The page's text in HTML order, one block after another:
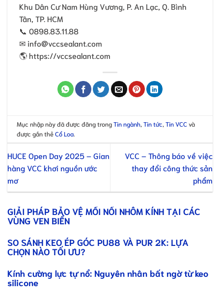
Khu Dân Cư Nam Hùng Vương, P. An Lạc, Q. Bình
Tân, TP. HCM
📞 0898.83.11.88
✉ info@vccsealant.com
🌎 https://vccsealant.com
Mục nhập này đã được đăng trongTin ngành,Tin tức,Tin VCCvà
được gắn thẻCổ Loa.
HUCE Open Day 2025 – Gian
hàng VCC khơi nguồn ước
mơ
VCC – Thông báo về việc
thay đổi công thức sản
phẩm
GIẢI PHÁP BẢO VỆ MỐI NỐI NHÔM KÍNH TẠI CÁC
VÙNG VEN BIỂN
SO SÁNH KEO ÉP GÓC PU88 VÀ PUR 2K: LỰA
CHỌN NÀO TỐI ƯU?
Kính cường lực tự nổ: Nguyên nhân bất ngờ từ keo
silicone